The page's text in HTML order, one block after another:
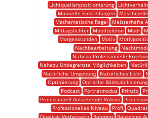
Lichtquellenpositionierung
Manuelle Einstellungen
Mathematische Regel
Meisterhafte
Mittagslichter
Mobiltelefon Modi
Morgenstunden
Motiv
Nachbearbeitung
Nahezu Professionelle
Nahezu Unbegrenzte Möglichkeiten
Natürliche Umgebung
Natürliches Licht
Optimierung
Optische Bildstabilisierung
Podcast
Porträtmodus Prinzip
Professionell Aussehende Videos
Professionelles Niveau
Profi
Qualität Verbessern
Rahmen Rauschige